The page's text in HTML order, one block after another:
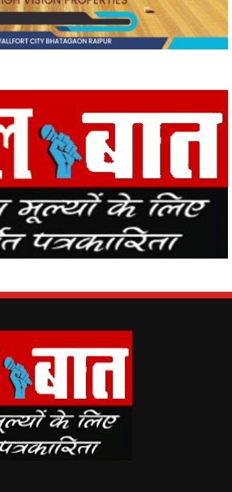
is the most popular news portal in